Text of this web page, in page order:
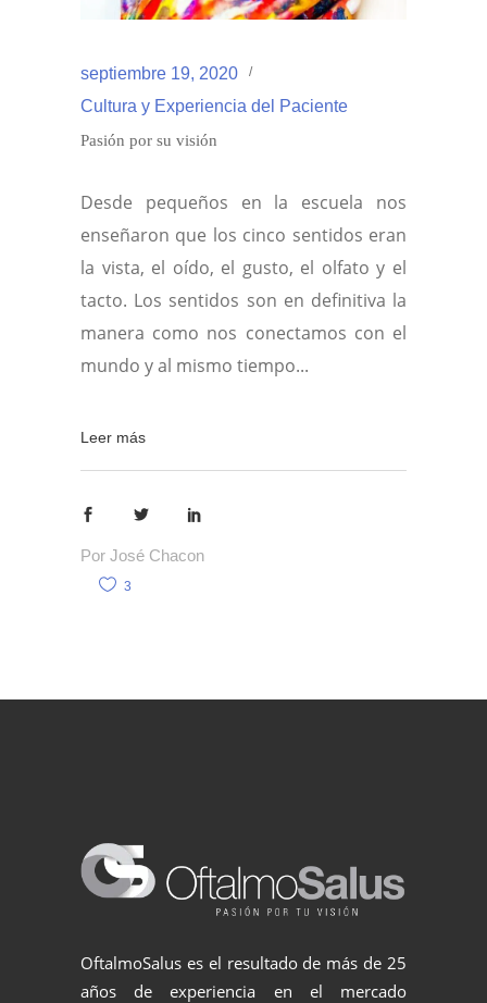
septiembre 19, 2020
Cultura y Experiencia del Paciente
Pasión por su visión
Desde pequeños en la escuela nos
enseñaron que los cinco sentidos eran
la vista, el oído, el gusto, el olfato y el
tacto. Los sentidos son en definitiva la
manera como nos conectamos con el
mundo y al mismo tiempo
Leer más
Por José Chacon
3
OftalmoSalus es el resultado de más de 25
años de experiencia en el mercado